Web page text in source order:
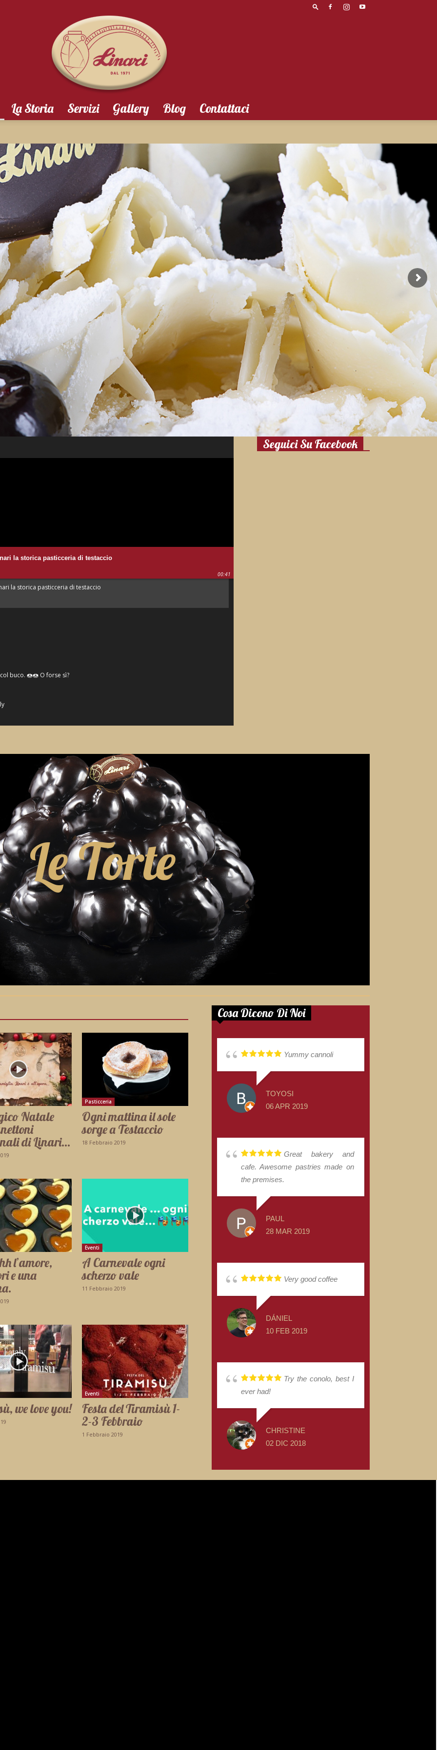
Linari
La Storia Servizi Gallery Blog Contattaci
la storica pasticceria di testaccio
00:41
la storica pasticceria di testaccio
buco. 🍩🍩 O forse sì?
Seguici Su Facebook
Le Torte
Natale
di Linari…
Pasticceria
Ogni mattina il sole
sorge a Testaccio
18 Febbraio 2019
l’amore,
e una
Eventi
A Carnevale ogni
scherzo vale
11 Febbraio 2019
we love you!
Eventi
Festa del Tiramisù 1-
2-3 Febbraio
1 Febbraio 2019
Cosa Dicono Di Noi
Yummy cannoli
TOYOSI
06 APR 2019
Great bakery and
cafe. Awesome pastries made on
the premises.
PAUL
28 MAR 2019
Very good coffee
DÁNIEL
10 FEB 2019
Try the conolo, best I
ever had!
CHRISTINE
02 DIC 2018